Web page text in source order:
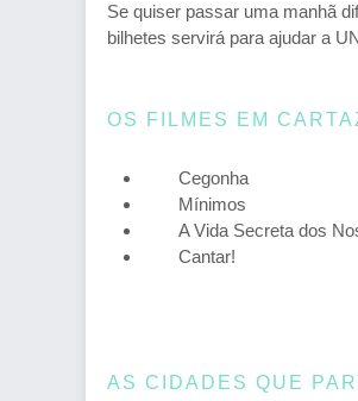
Se quiser passar uma manhã
bilhetes servirá para ajudar a
OS FILMES EM
Cegonha
Mínimos
A Vida Secreta dos
Cantar!
AS CIDADES QUE